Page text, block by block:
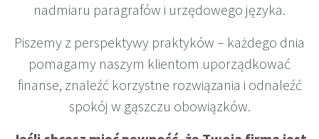
nadmiaru paragrafów i urzędowego języka.
Piszemy z perspektywy praktyków – każdego dnia
pomagamy naszym klientom uporządkować
finanse, znaleźć korzystne rozwiązania i odnaleźć
spokój w gąszczu obowiązków.